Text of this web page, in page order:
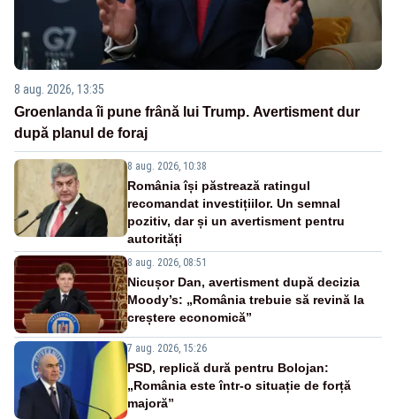
8 aug. 2026, 13:35
Groenlanda îi pune frână lui Trump. Avertisment dur
după planul de foraj
8 aug. 2026, 10:38
România își păstrează ratingul
recomandat investițiilor. Un semnal
pozitiv, dar și un avertisment pentru
autorități
8 aug. 2026, 08:51
Nicușor Dan, avertisment după decizia
Moody’s: „România trebuie să revină la
creștere economică”
7 aug. 2026, 15:26
PSD, replică dură pentru Bolojan:
„România este într-o situație de forță
majoră”